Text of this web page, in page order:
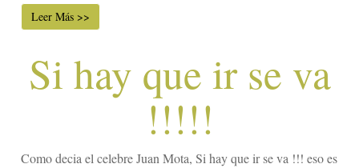
Leer Más >>
Si hay que ir se va
!!!!!
Como decia el celebre Juan Mota, Si hay que ir se va !!! eso es